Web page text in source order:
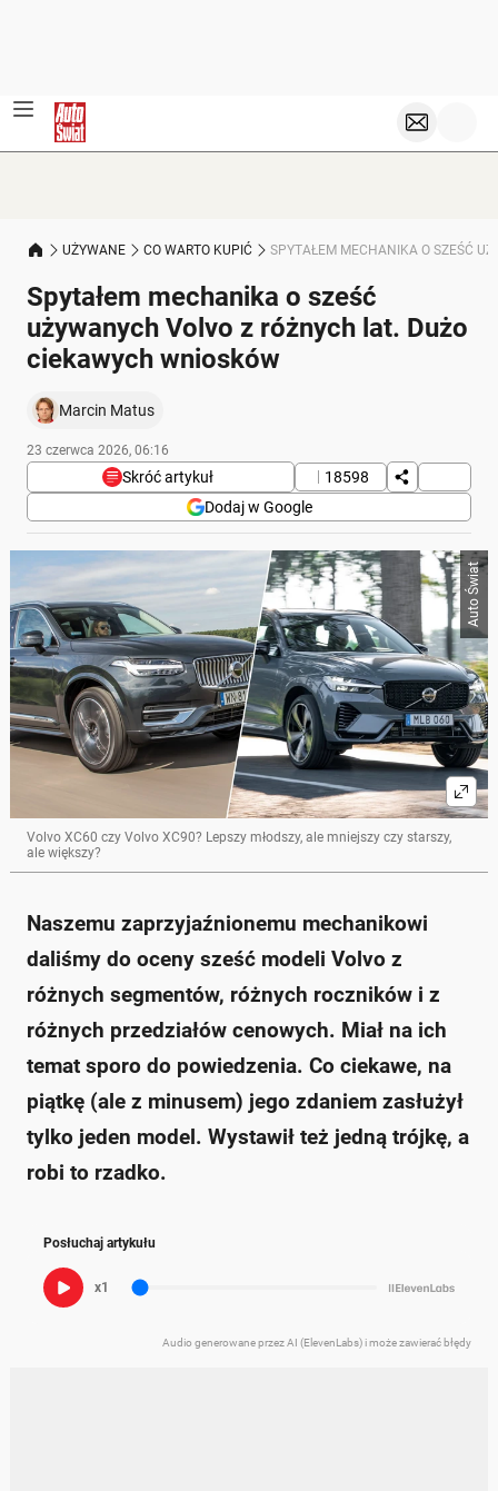
UŻYWANE CO WARTO KUPIĆ SPYTAŁEM MECHANIKA O SZEŚĆ
Spytałem mechanika o sześć
używanych Volvo z różnych lat. Dużo
ciekawych wniosków
Marcin Matus
23 czerwca 2026, 06:16
Skróć artykuł
18598
Dodaj w Google
Poniżej streszczenie artykułu:
Skrót przygotowany przez Onet Czat z AI, może zawierać błędy.
Mechanik ocenił sześć modeli Volvo, z których tylko
jeden uzyskał ocenę 5-.
Volvo S60 I otrzymało ocenę 3, z uwagą na trwałość i
problemy z elektroniką.
Volvo S60 II i V60 I zdobyły 4 punkty, oferując dobre
zabezpieczenie antykorozyjne i komfort.
Volvo XC60 II uzyskało najwyższą ocenę 5-, z
rekomendacją dla zadbanych egzemplarzy.
XC90 II, mimo atrakcyjnego designu, ma problemy z
elektroniką, szczególnie w starszych modelach.
Zapytaj o więcej Onet Czat z AI
Auto Świat
Volvo XC60 czy Volvo XC90? Lepszy młodszy, ale mniejszy czy starszy,
ale większy?
Naszemu zaprzyjaźnionemu mechanikowi
daliśmy do oceny sześć modeli Volvo z
różnych segmentów, różnych roczników i z
różnych przedziałów cenowych. Miał na ich
temat sporo do powiedzenia. Co ciekawe, na
piątkę (ale z minusem) jego zdaniem zasłużył
tylko jeden model. Wystawił też jedną trójkę, a
robi to rzadko.
Posłuchaj artykułu
x1
Audio generowane przez AI (ElevenLabs) i może zawierać błędy